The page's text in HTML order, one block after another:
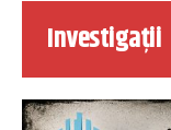
Investigații